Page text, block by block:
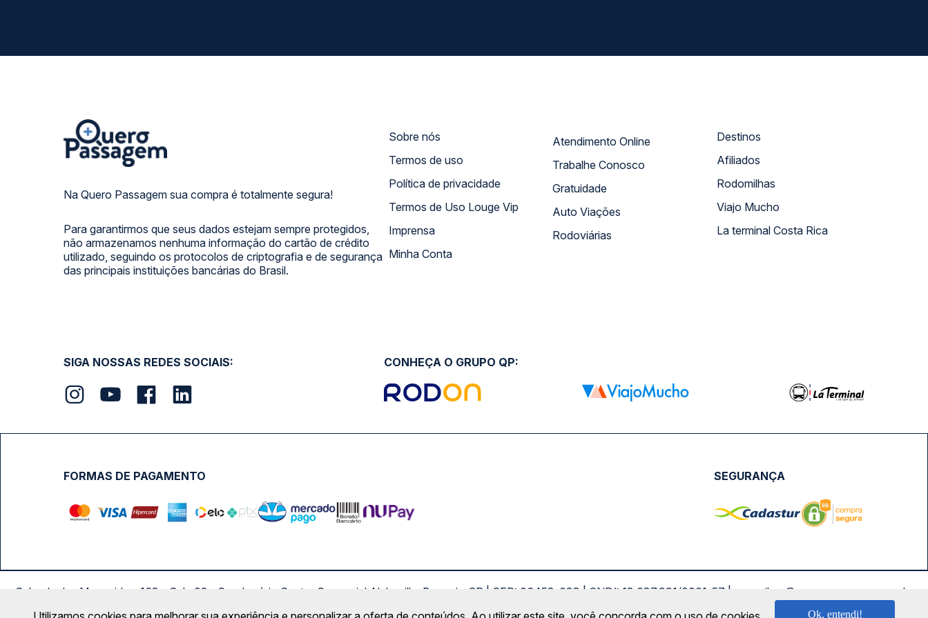
Na Quero Passagem sua compra é totalmente segura!
Para garantirmos que seus dados estejam sempre protegidos,
não armazenamos nenhuma informação do cartão de crédito
utilizado, seguindo os protocolos de criptografia e de segurança
das principais instituições bancárias do Brasil.
Sobre nós
Termos de uso
Política de privacidade
Termos de Uso Louge Vip
Imprensa
Minha Conta
Atendimento Online
Trabalhe Conosco
Gratuidade
Auto Viações
Rodoviárias
Destinos
Afiliados
Rodomilhas
Viajo Mucho
La terminal Costa Rica
SIGA NOSSAS REDES SOCIAIS: CONHEÇA O GRUPO QP:
FORMAS DE PAGAMENTO SEGURANÇA
Calçada das Margaridas, 163 - Sala 02 - Condomínio Centro Comercial Alphaville, Barueri - SP | CEP: 06453-038 | CNPJ: 18.087.991/0001-57 | saconibus@queropassagem.com.br
Copyright 2026 © QueroPassagem.com.br
Ok, entendi!